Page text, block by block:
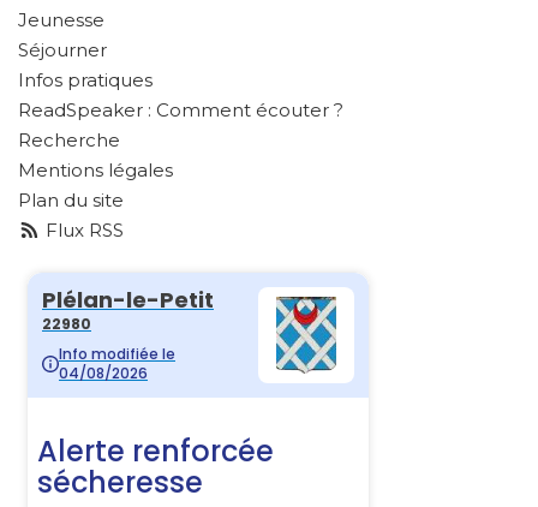
Jeunesse
Séjourner
Infos pratiques
ReadSpeaker : Comment écouter ?
Recherche
Mentions légales
Plan du site
Flux RSS